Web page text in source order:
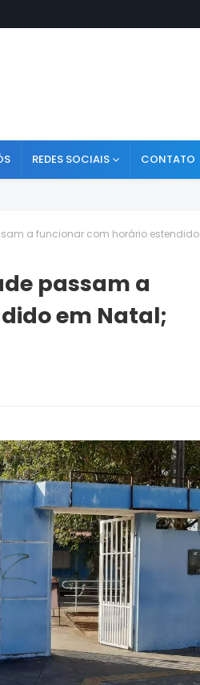
REDES SOCIAIS CONTATO
a funcionar com horário estendido
passam a
em Natal;